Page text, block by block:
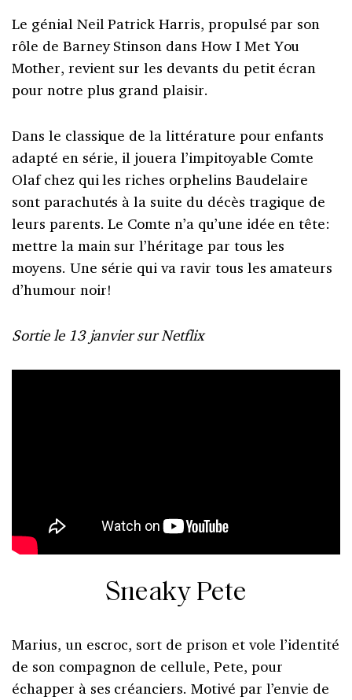
Le génial Neil Patrick Harris, propulsé par son
rôle de Barney Stinson dans How I Met You
Mother, revient sur les devants du petit écran
pour notre plus grand plaisir.
Dans le classique de la littérature pour enfants
adapté en série, il jouera l’impitoyable Comte
Olaf chez qui les riches orphelins Baudelaire
sont parachutés à la suite du décès tragique de
leurs parents. Le Comte n’a qu’une idée en tête:
mettre la main sur l’héritage par tous les
moyens. Une série qui va ravir tous les amateurs
d’humour noir!
Sortie le 13 janvier sur Netflix
Sneaky Pete
Marius, un escroc, sort de prison et vole l’identité
de son compagnon de cellule, Pete, pour
échapper à ses créanciers. Motivé par l’envie de